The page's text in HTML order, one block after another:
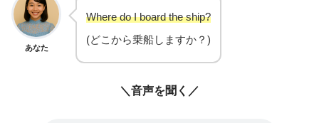
あなた
Where do I board the ship?
(どこから乗船しますか？)
＼音声を聞く／